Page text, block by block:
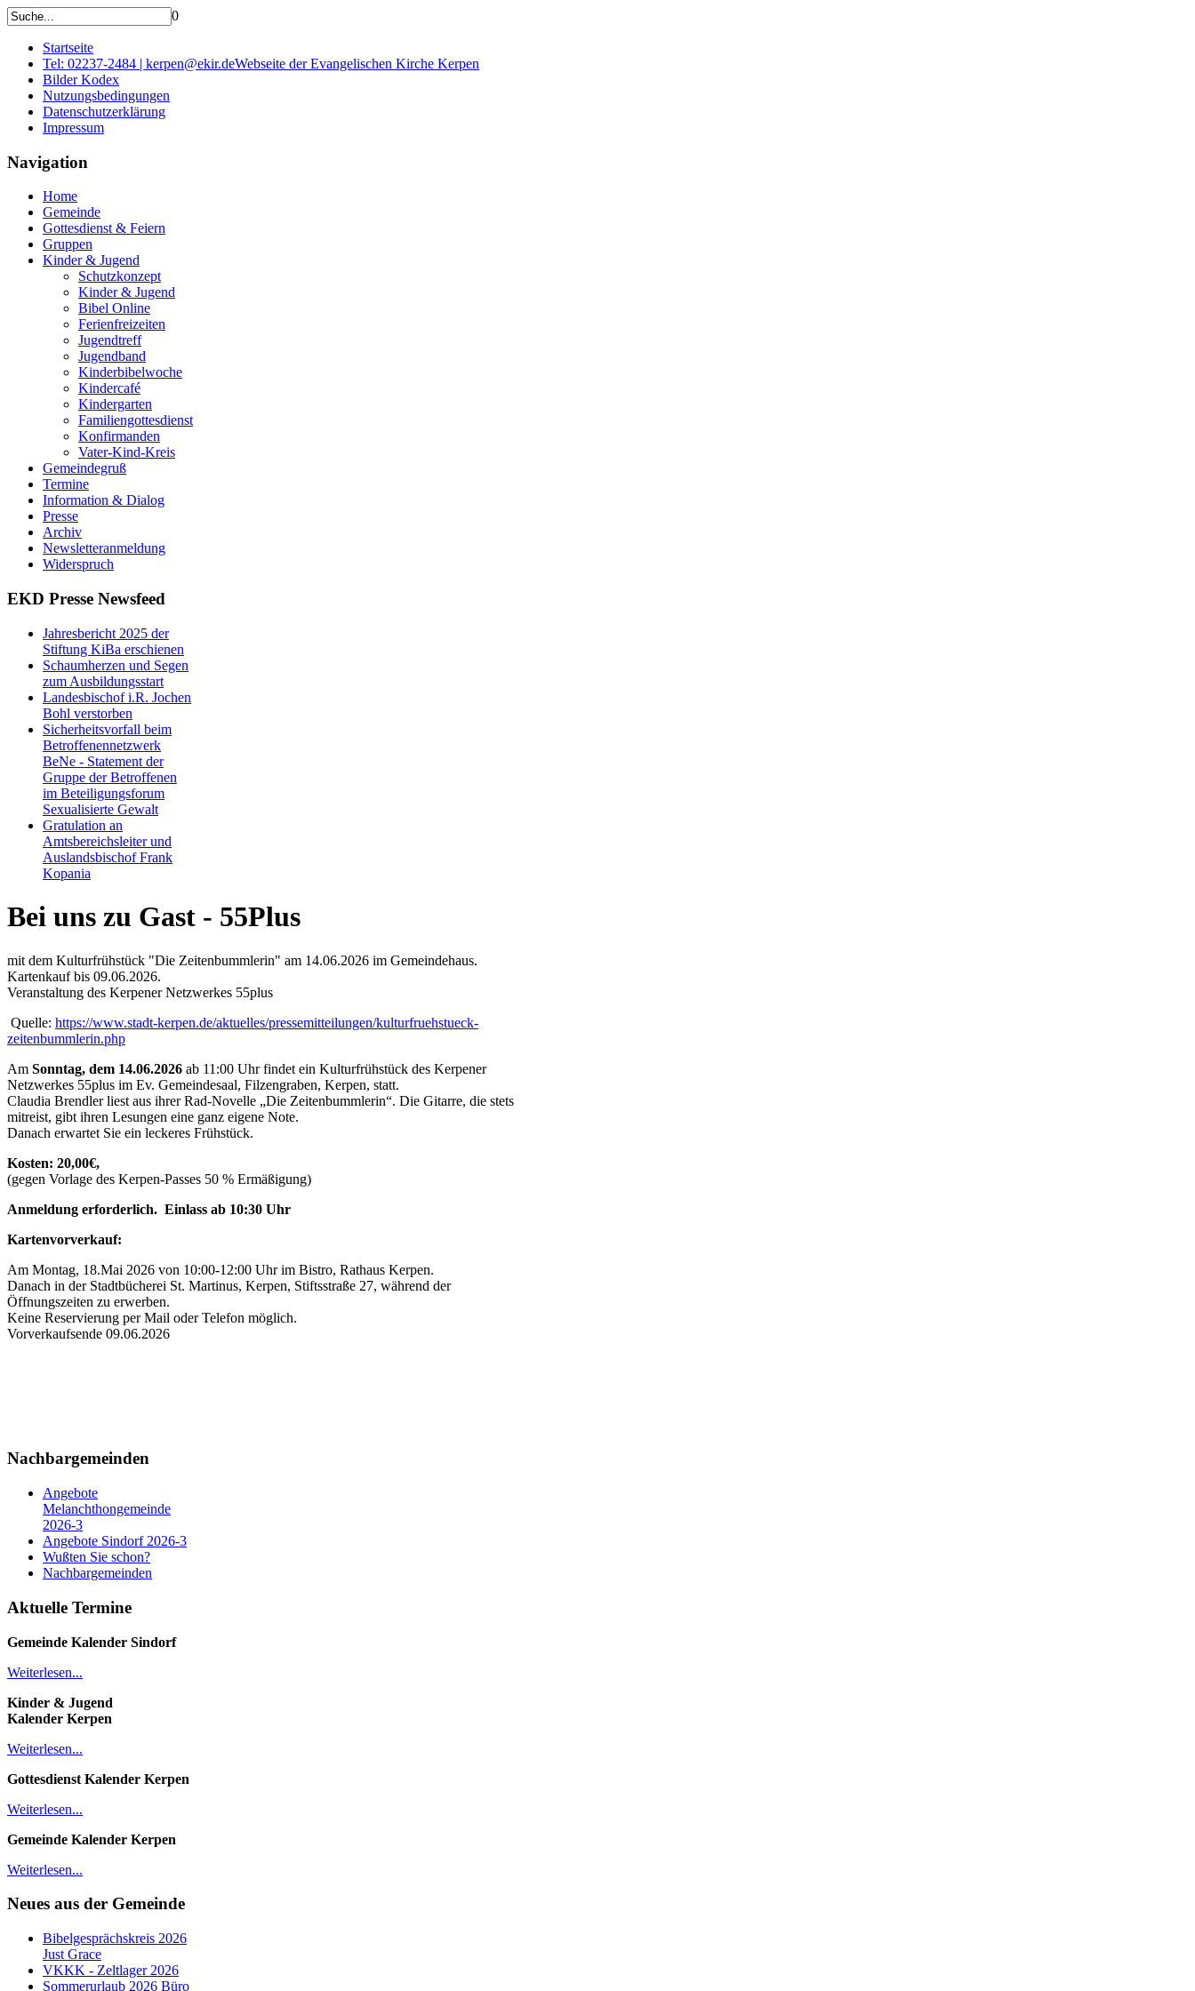
0
Startseite
Tel: 02237-2484 | kerpen@ekir.deWebseite der Evangelischen Kirche Kerpen
Bilder Kodex
Nutzungsbedingungen
Datenschutzerklärung
Impressum
Navigation
Home
Gemeinde
Gottesdienst & Feiern
Gruppen
Kinder & Jugend
Schutzkonzept
Kinder & Jugend
Bibel Online
Ferienfreizeiten
Jugendtreff
Jugendband
Kinderbibelwoche
Kindercafé
Kindergarten
Familiengottesdienst
Konfirmanden
Vater-Kind-Kreis
Gemeindegruß
Termine
Information & Dialog
Presse
Archiv
Newsletteranmeldung
Widerspruch
EKD Presse Newsfeed
Jahresbericht 2025 der
Stiftung KiBa erschienen
Schaumherzen und Segen
zum Ausbildungsstart
Landesbischof i.R. Jochen
Bohl verstorben
Sicherheitsvorfall beim
Betroffenennetzwerk
BeNe - Statement der
Gruppe der Betroffenen
im Beteiligungsforum
Sexualisierte Gewalt
Gratulation an
Amtsbereichsleiter und
Auslandsbischof Frank
Kopania
Bei uns zu Gast - 55Plus
mit dem Kulturfrühstück "Die Zeitenbummlerin" am 14.06.2026 im Gemeindehaus.
Kartenkauf bis 09.06.2026.
Veranstaltung des Kerpener Netzwerkes 55plus
Quelle: https://www.stadt-kerpen.de/aktuelles/pressemitteilungen/kulturfruehstueck-
zeitenbummlerin.php
Am Sonntag, dem 14.06.2026 ab 11:00 Uhr findet ein Kulturfrühstück des Kerpener
Netzwerkes 55plus im Ev. Gemeindesaal, Filzengraben, Kerpen, statt.
Claudia Brendler liest aus ihrer Rad-Novelle „Die Zeitenbummlerin“. Die Gitarre, die stets
mitreist, gibt ihren Lesungen eine ganz eigene Note.
Danach erwartet Sie ein leckeres Frühstück.
Kosten: 20,00€,
(gegen Vorlage des Kerpen-Passes 50 % Ermäßigung)
Anmeldung erforderlich. Einlass ab 10:30 Uhr
Kartenvorverkauf:
Am Montag, 18.Mai 2026 von 10:00-12:00 Uhr im Bistro, Rathaus Kerpen.
Danach in der Stadtbücherei St. Martinus, Kerpen, Stiftsstraße 27, während der
Öffnungszeiten zu erwerben.
Keine Reservierung per Mail oder Telefon möglich.
Vorverkaufsende 09.06.2026
Nachbargemeinden
Angebote
Melanchthongemeinde
2026-3
Angebote Sindorf 2026-3
Wußten Sie schon?
Nachbargemeinden
Aktuelle Termine
Gemeinde Kalender Sindorf
Weiterlesen...
Kinder & Jugend
Kalender Kerpen
Weiterlesen...
Gottesdienst Kalender Kerpen
Weiterlesen...
Gemeinde Kalender Kerpen
Weiterlesen...
Neues aus der Gemeinde
Bibelgesprächskreis 2026
Just Grace
VKKK - Zeltlager 2026
Sommerurlaub 2026 Büro